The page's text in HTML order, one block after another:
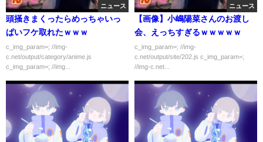
ニュース
頭掻きまくったらめっちゃいっ
ぱいフケ取れたｗｗｗ
c_img_param=; //img-
c.net/output/category/anime.js
c_img_param=; //img...
ニュース
【画像】小嶋陽菜さんのお渡し
会、えっちすぎるｗｗｗｗｗ
c_img_param=; //img-
c.net/output/site/202.js c_img_param=;
//img-c.net...